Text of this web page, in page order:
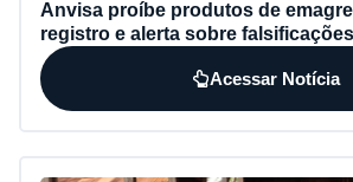
Anvisa proíbe produtos de
registro e alerta sobre falsificações
Acessar Notícia